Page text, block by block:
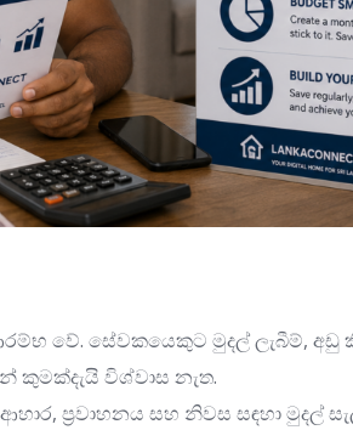
වේ. සේවකයෙකුට මුදල් ලැබීම්,
විශ්වාස නැත.
ප්‍රවාහනය සහ නිවස සඳහා මුදල්